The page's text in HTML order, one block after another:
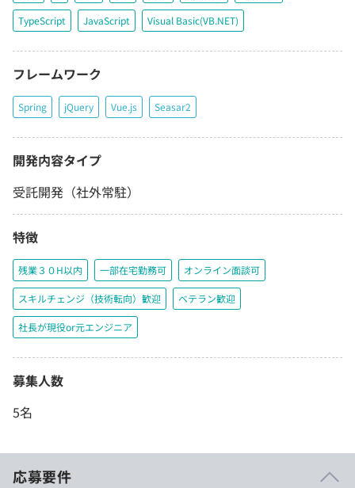
TypeScript JavaScript Visual Basic(VB.NET)
フレームワーク
Spring jQuery Vue.js Seasar2
開発内容タイプ
受託開発（社外常駐）
特徴
残業３０H以内 一部在宅勤務可 オンライン面談可
スキルチェンジ（技術転向）歓迎 ベテラン歓迎
社長が現役or元エンジニア
募集人数
5名
応募要件